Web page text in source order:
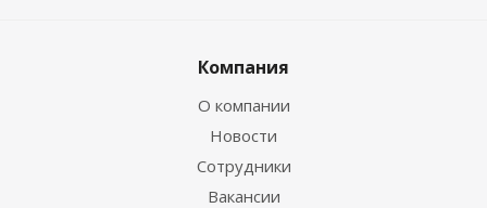
Компания
О компании
Новости
Сотрудники
Вакансии